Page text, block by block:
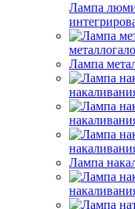
Лампа
Лампа
Лампа